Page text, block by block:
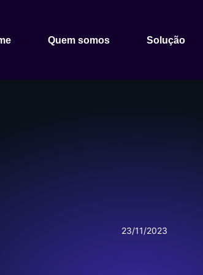
Quem somos Solução
23/11/2023